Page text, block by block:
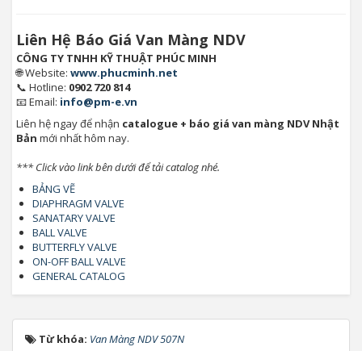
Liên Hệ Báo Giá Van Màng NDV
CÔNG TY TNHH KỸ THUẬT PHÚC MINH
🌐 Website: www.phucminh.net
📞 Hotline: 0902 720 814
📧 Email: info@pm-e.vn
Liên hệ ngay để nhận catalogue + báo giá van màng NDV Nhật
Bản mới nhất hôm nay.
*** Click vào link bên dưới để tải catalog nhé.
BẢNG VẼ
DIAPHRAGM VALVE
SANATARY VALVE
BALL VALVE
BUTTERFLY VALVE
ON-OFF BALL VALVE
GENERAL CATALOG
Từ khóa: Van Màng NDV 507N